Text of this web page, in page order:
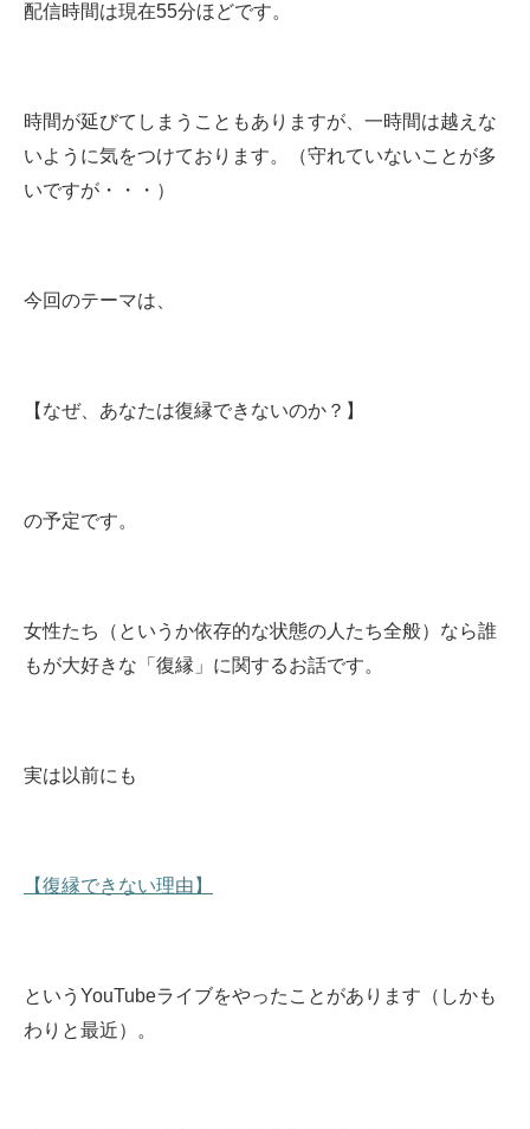
配信時間は現在55分ほどです。
時間が延びてしまうこともありますが、一時間は越えな
いように気をつけております。（守れていないことが多
いですが・・・）
今回のテーマは、
【なぜ、あなたは復縁できないのか？】
の予定です。
女性たち（というか依存的な状態の人たち全般）なら誰
もが大好きな「復縁」に関するお話です。
実は以前にも
【復縁できない理由】
というYouTubeライブをやったことがあります（しかも
わりと最近）。